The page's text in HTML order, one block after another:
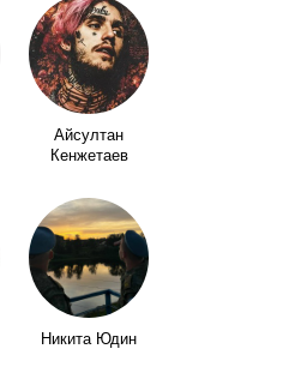
Айсултан
Кенжетаев
Никита Юдин